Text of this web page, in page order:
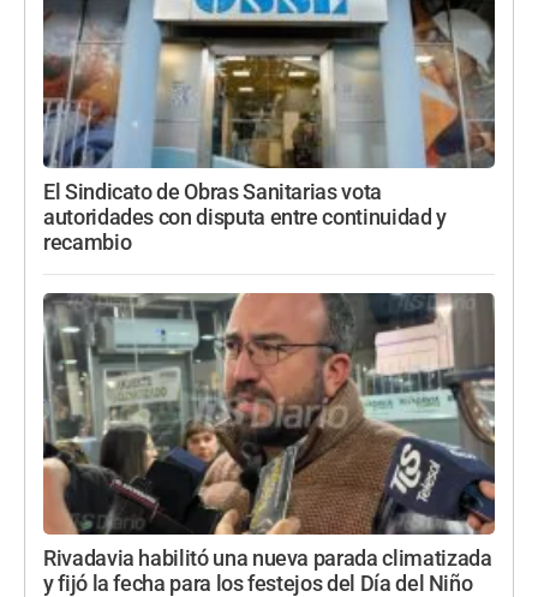
El Sindicato de Obras Sanitarias vota
autoridades con disputa entre continuidad y
recambio
Rivadavia habilitó una nueva parada climatizada
y fijó la fecha para los festejos del Día del Niño